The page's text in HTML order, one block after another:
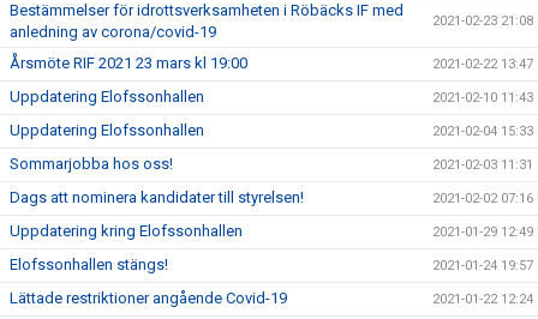
Bestämmelser för idrottsverksamheten i Röbäcks IF med
anledning av corona/covid-19
2021-02-23 21:08
Årsmöte RIF 2021 23 mars kl 19:00 2021-02-22 13:47
Uppdatering Elofssonhallen 2021-02-10 11:43
Uppdatering Elofssonhallen 2021-02-04 15:33
Sommarjobba hos oss! 2021-02-03 11:31
Dags att nominera kandidater till styrelsen! 2021-02-02 07:16
Uppdatering kring Elofssonhallen 2021-01-29 12:49
Elofssonhallen stängs! 2021-01-24 19:57
Lättade restriktioner angående Covid-19 2021-01-22 12:24